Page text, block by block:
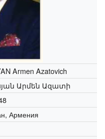
Armen Azatovich
Արմեն Ազատի
Армения